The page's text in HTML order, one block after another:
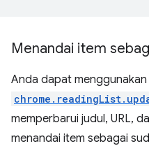
Menandai item
Anda dapat menggunakan
memperbarui judul, URL,
menandai item sebagai